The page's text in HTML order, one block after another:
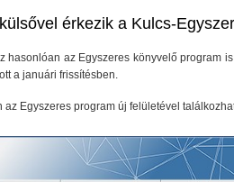
érkezik a Kulcs-
hasonlóan az Egyszeres könyvelő program
a januári frissítésben.
az Egyszeres program új felületével